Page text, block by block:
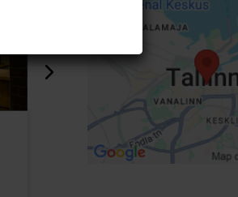
Pürovel Spa & Sport
Swissôtel Tallinn hotellis